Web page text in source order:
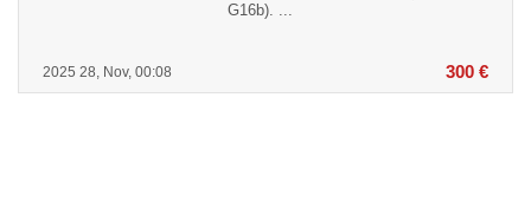
2025 28, Nov, 00:08
G16b). ...
300 €